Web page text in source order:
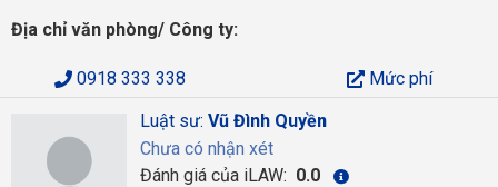
Địa chỉ văn phòng/ Công ty:
0918 333 338
Mức phí
Luật sư: Vũ Đình Quyền
Chưa có nhận xét
Đánh giá của iLAW: 0.0